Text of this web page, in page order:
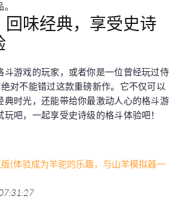
回味经典，享受史诗
斗游戏的玩家，或者你是一位曾经玩过侍
对不能错过这款重磅新作。它不仅可以
典时光，还能带给你最激动人心的格斗游
吧，一起享受史诗级的格斗体验吧！
(体验成为羊驼的乐趣，与山羊模拟器一